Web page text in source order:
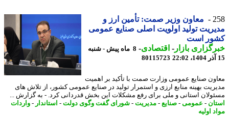
معاون وزیر صمت: تأمین ارز و
تولید اولویت اصلی صنایع عمومی
است
بازار- اقتصادی- 8 ماه پیش - شنبه
80115723
صنایع عمومی وزارت صمت با تأکید بر اهمیت
بهینه منابع ارزی و استمرار تولید در صنایع عمومی کشور، از تلاش های
استانی و ملی برای رفع مشکلات این بخش قدردانی کرد. - به گزارش ...
-عمومی-صنایع-مدیریت-شورای گفت وگوی دولت-استاندار-واردات
اولیه